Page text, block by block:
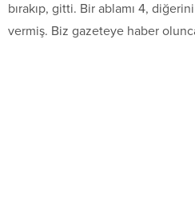
bırakıp, gitti. Bir ablamı 4,
vermiş. Biz gazeteye haber